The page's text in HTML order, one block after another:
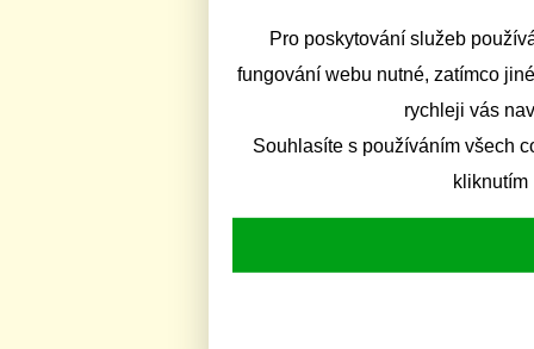
Pro poskytování služeb
fungování webu nutné, zatímco
rychleji vás
Souhlasíte s používáním všech
kliknutím